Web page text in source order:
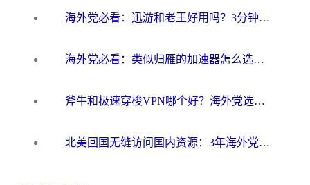
海外党必看：迅游和老王好用吗？3分钟选对加速国内网络的加速器
海外党必看：类似归雁的加速器怎么选？一篇搞定无缝访问国内资源
斧牛和极速穿梭VPN哪个好？海外党选回国加速器必看的真实对比与避坑指南
北美回国无缝访问国内资源：3年海外党亲测的加速器选择指南